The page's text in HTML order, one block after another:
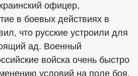
офицер,
в боевых действиях в
что русские устроили для
ад. Военный
войска очень быстро
условий на поле боя,